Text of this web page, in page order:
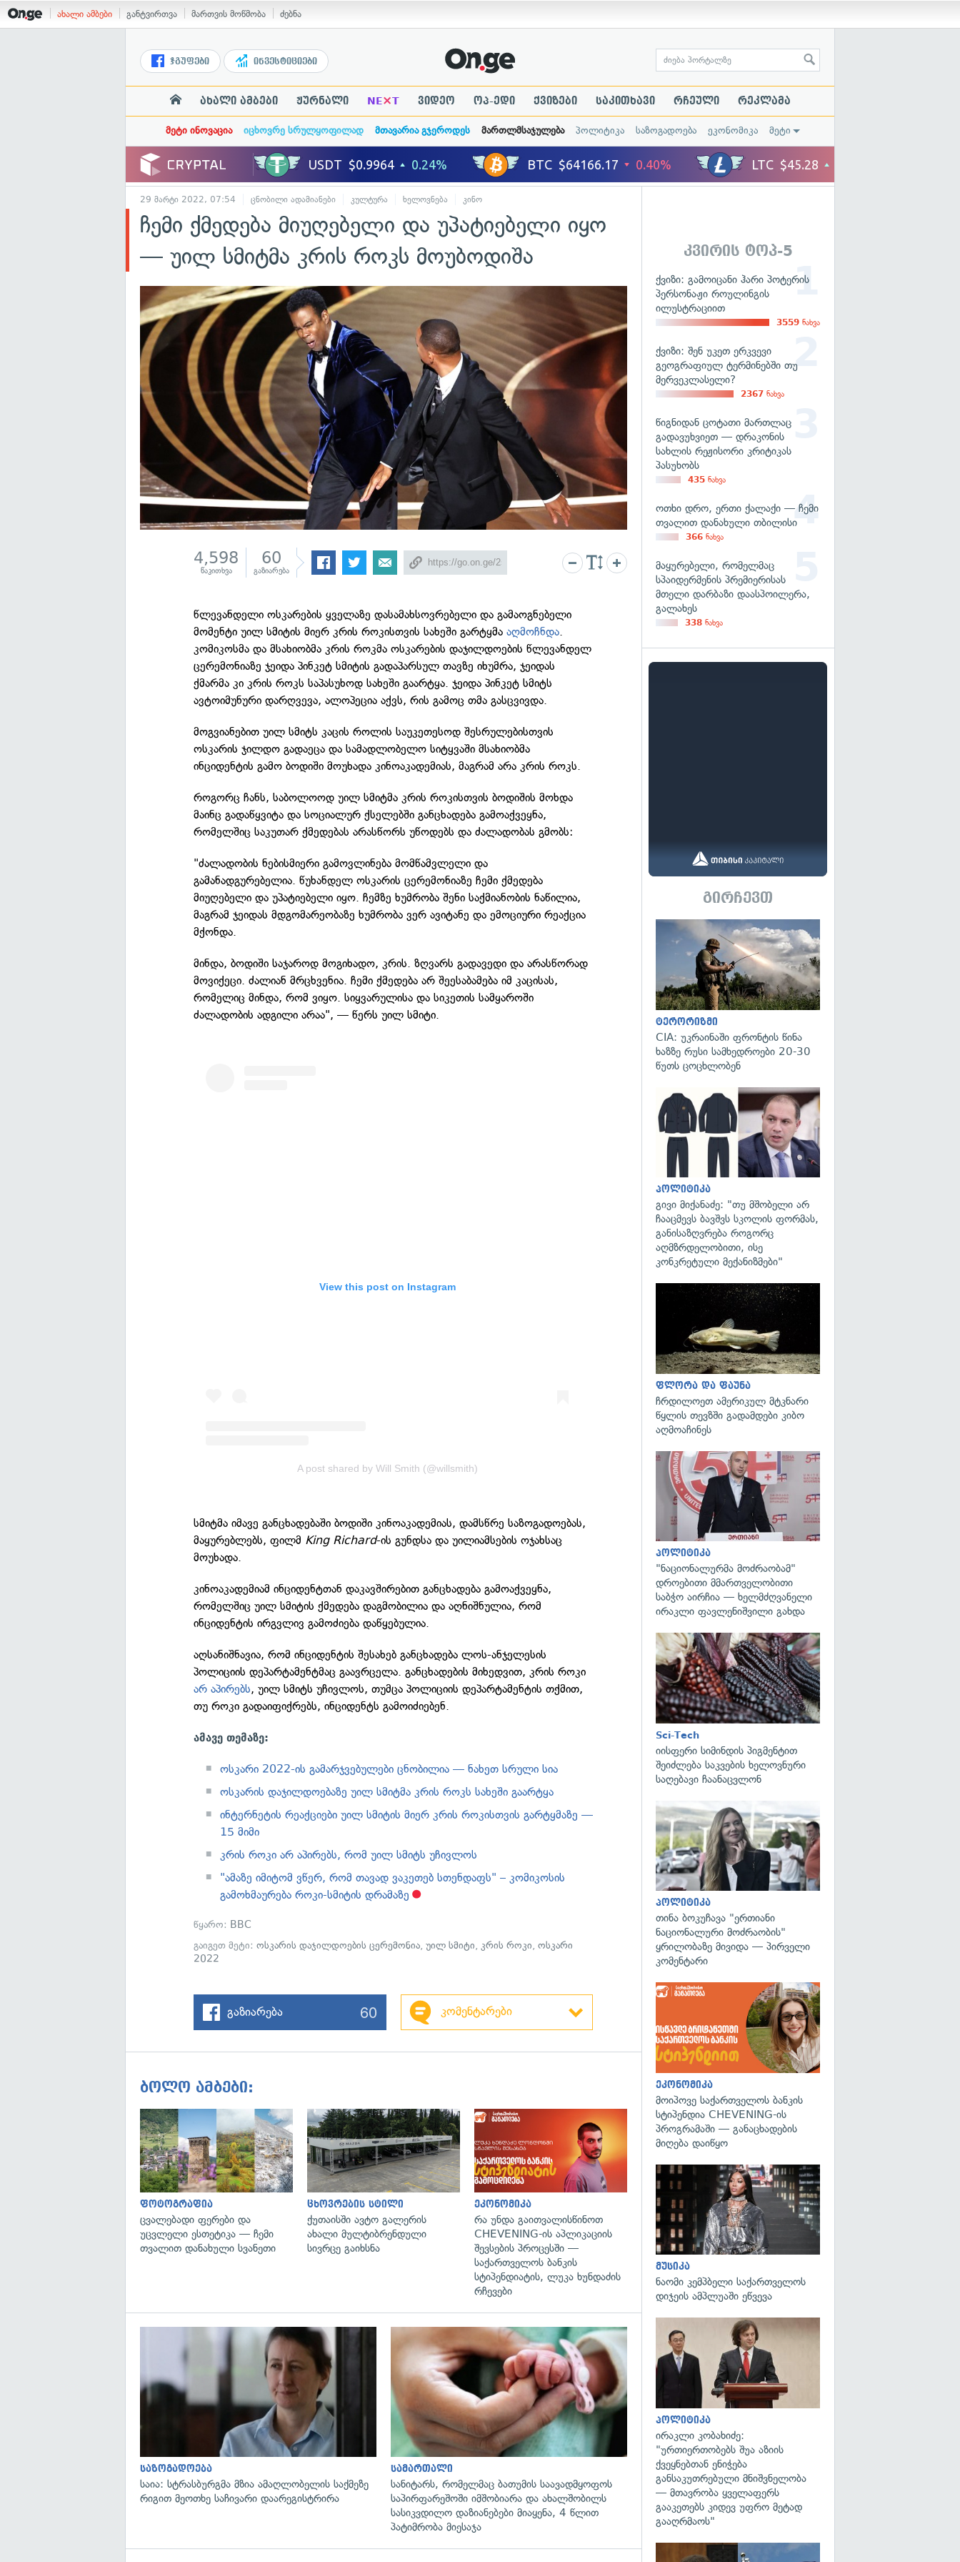
ახალი ამბები განტვირთვა მართვის მოწმობა ძებნა
ჯგუფები ინვესტიციები
ახალი ამბები ჟურნალი NE×T ვიდეო ოპ-ედი ქვიზები საკითხავი რჩეული რეკლამა
მეტი ინოვაცია იცხოვრე სრულყოფილად მთავარია გჯეროდეს მართლმსაჯულება პოლიტიკა საზოგადოება ეკონომიკა მეტი
29 მარტი 2022, 07:54 ცნობილი ადამიანები კულტურა ხელოვნება კინო
ჩემი ქმედება მიუღებელი და უპატიებელი იყო
— უილ სმიტმა კრის როკს მოუბოდიშა
4,598
წაკითხვა
60
გაზიარება
წლევანდელი ოსკარების ყველაზე დასამახსოვრებელი და გამაოგნებელი
მომენტი უილ სმიტის მიერ კრის როკისთვის სახეში გარტყმააღმოჩნდა.
კომიკოსმა და მსახიობმა კრის როკმა ოსკარების დაჯილდოების წლევანდელ
ცერემონიაზე ჯეიდა პინკეტ სმიტის გადაპარსულ თავზე იხუმრა, ჯეიდას
ქმარმა კი კრის როკს საპასუხოდ სახეში გაარტყა. ჯეიდა პინკეტ სმიტს
ავტოიმუნური დარღვევა, ალოპეცია აქვს, რის გამოც თმა გასცვივდა.
მოგვიანებით უილ სმიტს კაცის როლის საუკეთესოდ შესრულებისთვის
ოსკარის ჯილდო გადაეცა და სამადლობელო სიტყვაში მსახიობმა
ინციდენტის გამო ბოდიში მოუხადა კინოაკადემიას, მაგრამ არა კრის როკს.
როგორც ჩანს, საბოლოოდ უილ სმიტმა კრის როკისთვის ბოდიშის მოხდა
მაინც გადაწყვიტა და სოციალურ ქსელებში განცხადება გამოაქვეყნა,
რომელშიც საკუთარ ქმედებას არასწორს უწოდებს და ძალადობას გმობს:
"ძალადობის ნებისმიერი გამოვლინება მომწამვლელი და
გამანადგურებელია. წუხანდელ ოსკარის ცერემონიაზე ჩემი ქმედება
მიუღებელი და უპატიებელი იყო. ჩემზე ხუმრობა შენი საქმიანობის ნაწილია,
მაგრამ ჯეიდას მდგომარეობაზე ხუმრობა ვერ ავიტანე და ემოციური რეაქცია
მქონდა.
მინდა, ბოდიში საჯაროდ მოგიხადო, კრის. ზღვარს გადავედი და არასწორად
მოვიქეცი. ძალიან მრცხვენია. ჩემი ქმედება არ შეესაბამება იმ კაცისას,
რომელიც მინდა, რომ ვიყო. სიყვარულისა და სიკეთის სამყაროში
ძალადობის ადგილი არაა", — წერს უილ სმიტი.
View this post on Instagram
A post shared by Will Smith (@willsmith)
სმიტმა იმავე განცხადებაში ბოდიში კინოაკადემიას, დამსწრე საზოგადოებას,
მაყურებლებს, ფილმ King Richard-ის გუნდსა და უილიამსების ოჯახსაც
მოუხადა.
კინოაკადემიამ ინციდენტთან დაკავშირებით განცხადება გამოაქვეყნა,
რომელშიც უილ სმიტის ქმედება დაგმობილია და აღნიშნულია, რომ
ინციდენტის ირგვლივ გამოძიება დაწყებულია.
აღსანიშნავია, რომ ინციდენტის შესახებ განცხადება ლოს-ანჯელესის
პოლიციის დეპარტამენტმაც გაავრცელა. განცხადების მიხედვით, კრის როკი
არ აპირებს, უილ სმიტს უჩივლოს, თუმცა პოლიციის დეპარტამენტის თქმით,
თუ როკი გადაიფიქრებს, ინციდენტს გამოიძიებენ.
ამავე თემაზე:
ოსკარი 2022-ის გამარჯვებულები ცნობილია — ნახეთ სრული სია
ოსკარის დაჯილდოებაზე უილ სმიტმა კრის როკს სახეში გაარტყა
ინტერნეტის რეაქციები უილ სმიტის მიერ კრის როკისთვის გარტყმაზე —
15 მიმი
კრის როკი არ აპირებს, რომ უილ სმიტს უჩივლოს
"ამაზე იმიტომ ვწერ, რომ თავად ვაკეთებ სთენდაფს" – კომიკოსის
გამოხმაურება როკი-სმიტის დრამაზე
წყარო: BBC
გაიგეთ მეტი:ოსკარის დაჯილდოების ცერემონია,უილ სმიტი,კრის როკი,ოსკარი
2022
გაზიარება 60 კომენტარები
ბოლო ამბები:
გადახედვა
ფოტოგრაფია
ცვალებადი ფერები და
უცვლელი ესთეტიკა — ჩემი
თვალით დანახული სვანეთი
ცხოვრების სტილი
ქუთაისში ავტო გალერის
ახალი მულტიბრენდული
სივრცე გაიხსნა
ეკონომიკა
რა უნდა გაითვალისწინოთ
CHEVENING-ის აპლიკაციის
შევსების პროცესში —
საქართველოს ბანკის
სტიპენდიატის, ლუკა ხუნდაძის
რჩევები
გადახედვა
საზოგადოება
საია: სტრასბურგმა მზია ამაღლობელის საქმეზე
რიგით მეოთხე საჩივარი დაარეგისტრირა
გადახედვა
სამართალი
სანიტარს, რომელმაც ბათუმის საავადმყოფოს
საპირფარეშოში იმშობიარა და ახალშობილს
სასიკვდილო დაზიანებები მიაყენა, 4 წლით
პატიმრობა მიესაჯა
კვირის ტოპ-5
ქვიზი: გამოიცანი ჰარი პოტერის
პერსონაჟი როულინგის
ილუსტრაციით
3559 ნახვა
ქვიზი: შენ უკეთ ერკვევი
გეოგრაფიულ ტერმინებში თუ
მერვეკლასელი?
2367 ნახვა
წიგნიდან ცოტათი მართლაც
გადავუხვიეთ — დრაკონის
სახლის რეჟისორი კრიტიკას
პასუხობს
435 ნახვა
ოთხი დრო, ერთი ქალაქი — ჩემი
თვალით დანახული თბილისი
366 ნახვა
მაყურებელი, რომელმაც
სპაიდერმენის პრემიერისას
მთელი დარბაზი დაასპოილერა,
გალახეს
338 ნახვა
გირჩევთ
ტერორიზმი
CIA: უკრაინაში ფრონტის წინა
ხაზზე რუსი სამხედროები 20-30
წუთს ცოცხლობენ
პოლიტიკა
გივი მიქანაძე: "თუ მშობელი არ
ჩააცმევს ბავშვს სკოლის ფორმას,
განისაზღვრება როგორც
აღმზრდელობითი, ისე
კონკრეტული მექანიზმები"
ფლორა და ფაუნა
ჩრდილოეთ ამერიკულ მტკნარი
წყლის თევზში გადამდები კიბო
აღმოაჩინეს
პოლიტიკა
"ნაციონალურმა მოძრაობამ"
დროებითი მმართველობითი
საბჭო აირჩია — ხელმძღვანელი
ირაკლი ფავლენიშვილი გახდა
Sci-Tech
იისფერი სიმინდის პიგმენტით
შეიძლება საკვების ხელოვნური
საღებავი ჩაანაცვლონ
პოლიტიკა
თინა ბოკუჩავა "ერთიანი
ნაციონალური მოძრაობის"
ყრილობაზე მივიდა — პირველი
კომენტარი
ეკონომიკა
მოიპოვე საქართველოს ბანკის
სტიპენდია CHEVENING-ის
პროგრამაში — განაცხადების
მიღება დაიწყო
მუსიკა
ნაომი კემპბელი საქართველოს
დიჯეის ამპლუაში ეწვევა
პოლიტიკა
ირაკლი კობახიძე:
"ურთიერთობებს შუა აზიის
ქვეყნებთან ენიჭება
განსაკუთრებული მნიშვნელობა
— მთავრობა ყველაფერს
გააკეთებს კიდევ უფრო მეტად
გააღრმაოს"